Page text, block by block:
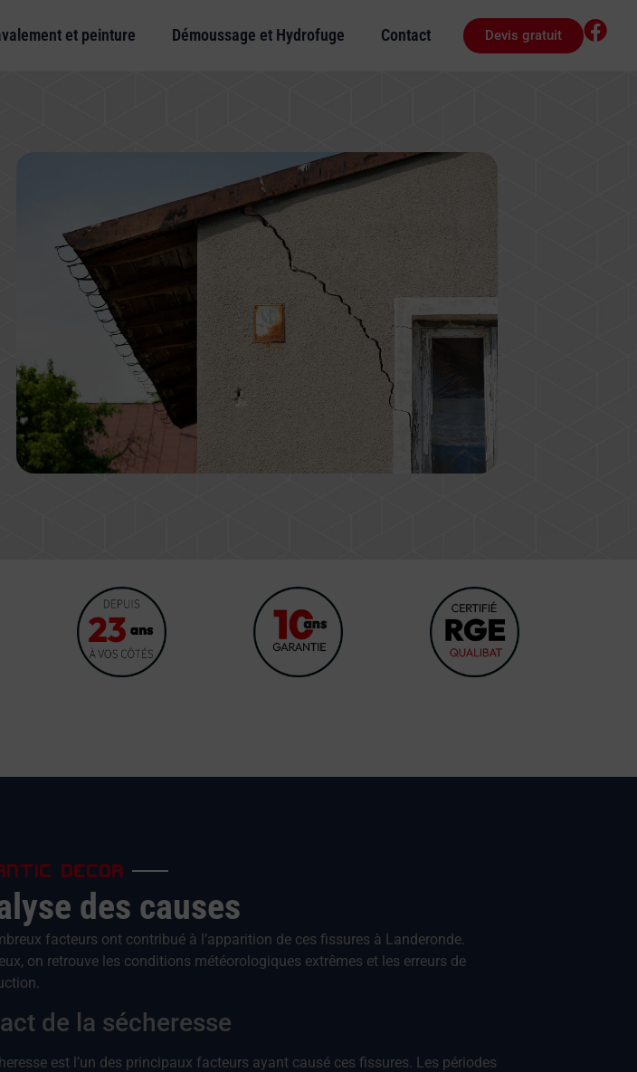
et peinture Démoussage et Hydrofuge Contact Devis gratuit
DECOR
des causes
facteurs ont contribué à l’apparition de ces fissures à Landeronde.
on retrouve les conditions météorologiques extrêmes et les erreurs de
de la sécheresse
est l’un des principaux facteurs ayant causé ces fissures. Les périodes